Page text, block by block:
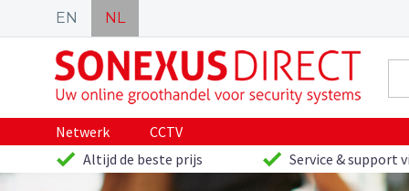
EN NL
Netwerk
CCTV
Altijd de beste prijs
Service & support